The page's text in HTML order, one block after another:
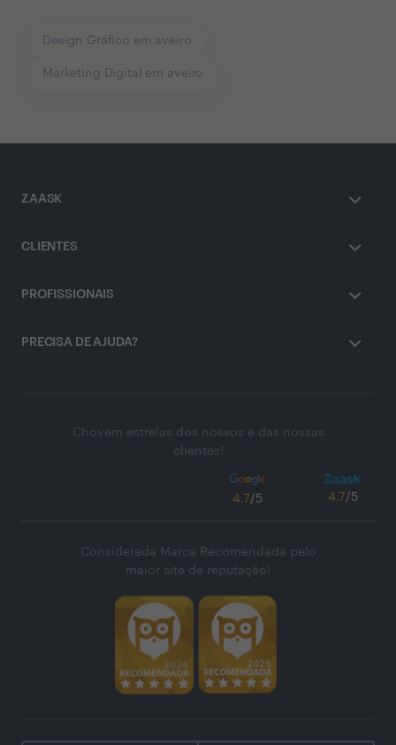
Design Gráfico em aveiro
Marketing Digital em aveiro
ZAASK
CLIENTES
PROFISSIONAIS
PRECISA DE AJUDA?
Chovem estrelas dos nossos e das nossas
clientes!
4.7/5 4.7/5
Considerada Marca Recomendada pelo
maior site de reputação!